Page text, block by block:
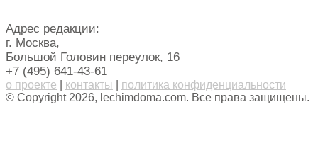
Адрес редакции:
г. Москва,
Большой Головин переулок, 16
+7 (495) 641-43-61
о проекте контакты
политика конфиденциальности
© Copyright 2026, lechimdoma.com. Все права защищены.